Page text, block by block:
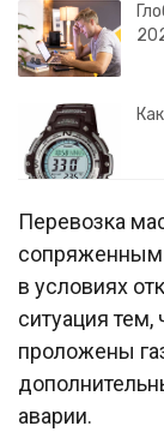
Перевозка
сопряженным
в условиях
ситуация
проложены
аварии.